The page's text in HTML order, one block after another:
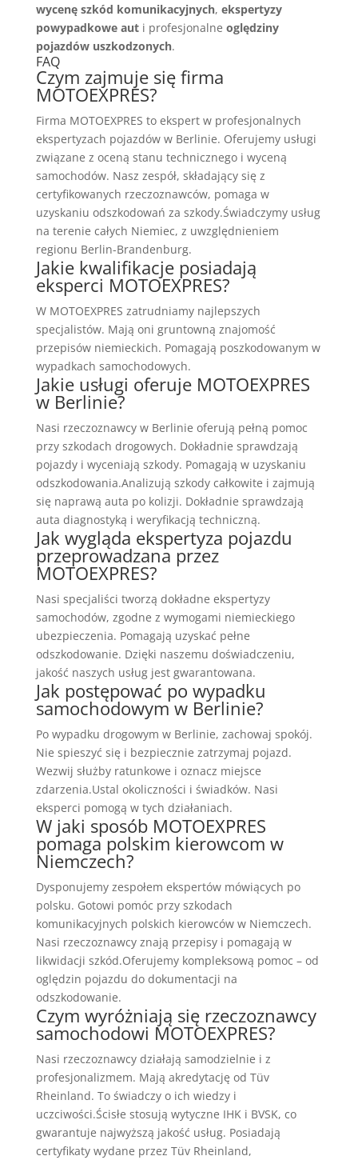
wycenę szkód komunikacyjnych, ekspertyzy
powypadkowe auti profesjonalne oględziny
pojazdów uszkodzonych.
FAQ
Czym zajmuje się firma
MOTOEXPRES?
Firma MOTOEXPRES to ekspert w profesjonalnych
ekspertyzach pojazdów w Berlinie. Oferujemy usługi
związane z oceną stanu technicznego i wyceną
samochodów. Nasz zespół, składający się z
certyfikowanych rzeczoznawców, pomaga w
uzyskaniu odszkodowań za szkody.Świadczymy usług
na terenie całych Niemiec, z uwzględnieniem
regionu Berlin-Brandenburg.
Jakie kwalifikacje posiadają
eksperci MOTOEXPRES?
W MOTOEXPRES zatrudniamy najlepszych
specjalistów. Mają oni gruntowną znajomość
przepisów niemieckich. Pomagają poszkodowanym w
wypadkach samochodowych.
Jakie usługi oferuje MOTOEXPRES
w Berlinie?
Nasi rzeczoznawcy w Berlinie oferują pełną pomoc
przy szkodach drogowych. Dokładnie sprawdzają
pojazdy i wyceniają szkody. Pomagają w uzyskaniu
odszkodowania.Analizują szkody całkowite i zajmują
się naprawą auta po kolizji. Dokładnie sprawdzają
auta diagnostyką i weryfikacją techniczną.
Jak wygląda ekspertyza pojazdu
przeprowadzana przez
MOTOEXPRES?
Nasi specjaliści tworzą dokładne ekspertyzy
samochodów, zgodne z wymogami niemieckiego
ubezpieczenia. Pomagają uzyskać pełne
odszkodowanie. Dzięki naszemu doświadczeniu,
jakość naszych usług jest gwarantowana.
Jak postępować po wypadku
samochodowym w Berlinie?
Po wypadku drogowym w Berlinie, zachowaj spokój.
Nie spieszyć się i bezpiecznie zatrzymaj pojazd.
Wezwij służby ratunkowe i oznacz miejsce
zdarzenia.Ustal okoliczności i świadków. Nasi
eksperci pomogą w tych działaniach.
W jaki sposób MOTOEXPRES
pomaga polskim kierowcom w
Niemczech?
Dysponujemy zespołem ekspertów mówiących po
polsku. Gotowi pomóc przy szkodach
komunikacyjnych polskich kierowców w Niemczech.
Nasi rzeczoznawcy znają przepisy i pomagają w
likwidacji szkód.Oferujemy kompleksową pomoc – od
oględzin pojazdu do dokumentacji na
odszkodowanie.
Czym wyróżniają się rzeczoznawcy
samochodowi MOTOEXPRES?
Nasi rzeczoznawcy działają samodzielnie i z
profesjonalizmem. Mają akredytację od Tüv
Rheinland. To świadczy o ich wiedzy i
uczciwości.Ścisłe stosują wytyczne IHK i BVSK, co
gwarantuje najwyższą jakość usług. Posiadają
certyfikaty wydane przez Tüv Rheinland,